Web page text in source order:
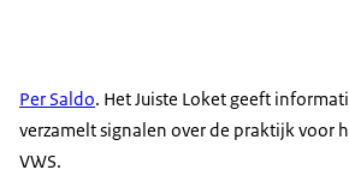
Per Saldo. Het Juiste Loket geeft
verzamelt signalen over de praktijk voor
VWS.